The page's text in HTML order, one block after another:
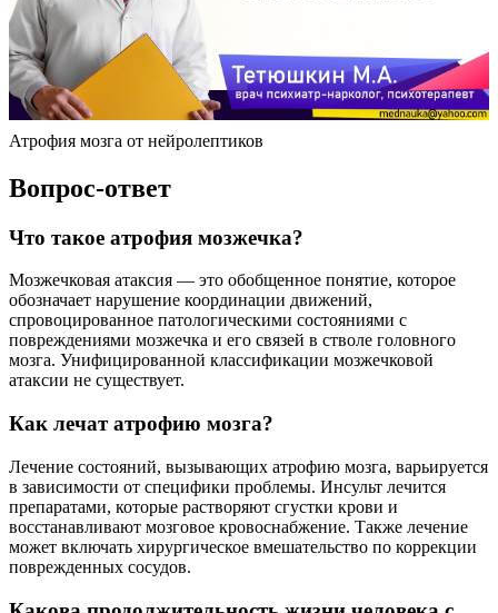
Атрофия мозга от нейролептиков
Вопрос-ответ
Что такое атрофия мозжечка?
Мозжечковая атаксия — это обобщенное понятие, которое
обозначает нарушение координации движений,
спровоцированное патологическими состояниями с
повреждениями мозжечка и его связей в стволе головного
мозга. Унифицированной классификации мозжечковой
атаксии не существует.
Как лечат атрофию мозга?
Лечение состояний, вызывающих атрофию мозга, варьируется
в зависимости от специфики проблемы. Инсульт лечится
препаратами, которые растворяют сгустки крови и
восстанавливают мозговое кровоснабжение. Также лечение
может включать хирургическое вмешательство по коррекции
поврежденных сосудов.